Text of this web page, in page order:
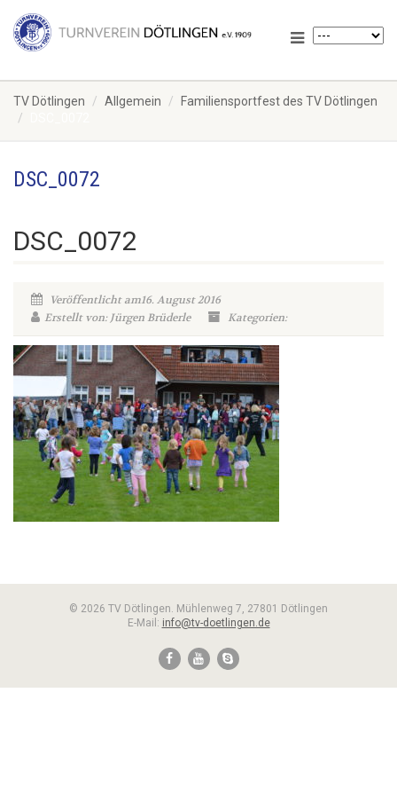
TV Dötlingen Allgemein
Familiensportfest des TV Dötlingen
DSC_0072
DSC_0072
Veröffentlicht am16. August 2016
Erstellt von: Jürgen Brüderle
Kategorien:
© 2026 TV Dötlingen. Mühlenweg 7, 27801 Dötlingen
E-Mail: info@tv-doetlingen.de